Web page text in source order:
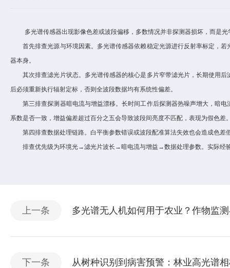
多光谱传感器出现影像色差或波段偏移，多数情况并非探测器损坏，而是光
首先排查光源与环境因素。多光谱传感器依赖稳定光源进行反射率标定，若
器本身。
其次排查滤光片状态。多光谱传感器的核心是多片窄带滤光片，长期使用后
后必须重新执行辐射定标，否则全波段数据均有系统性偏差。
第三排查探测器暗电流与增益漂移。长时间工作后探测器热噪声增大，暗电
系数是否一致，增益偏差超过百分之五会导致波段间亮度不匹配，表现为假色差
第四排查数据处理链路。白平衡参数错误或波段配准算法失效也会造成色差
排查优先级为环境光→滤光片波长→暗电流与增益→数据处理参数。实际经验
上一条 多光谱无人机如何用于农业？作物监
下一条 从树种识别到病害预警：林业高光谱